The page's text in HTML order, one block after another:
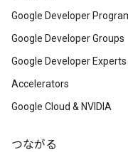
Google Developer
Google Developer Groups
Google Developer Experts
Accelerators
Google Cloud & NVIDIA
つながる